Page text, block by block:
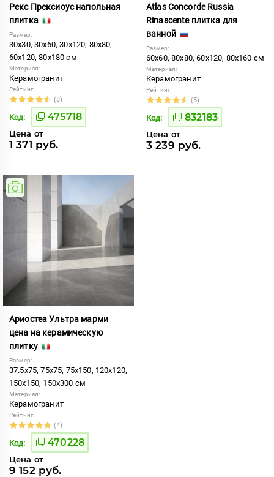
Рекс Прексиоус напольная
плитка
Размер:
30x30, 30x60, 30x120, 80x80,
60x120, 80x180 см
Материал:
Керамогранит
Рейтинг:
(8)
Код: 475718
Цена от
1 371 руб.
Atlas Concorde Russia
Rinascente плитка для
ванной
Размер:
60x60, 80x80, 60x120, 80x160 см
Материал:
Керамогранит
Рейтинг:
(5)
Код: 832183
Цена от
3 239 руб.
Ариостеа Ультра марми
цена на керамическую
плитку
Размер:
37.5x75, 75x75, 75x150, 120x120,
150x150, 150x300 см
Материал:
Керамогранит
Рейтинг:
(4)
Код: 470228
Цена от
9 152 руб.